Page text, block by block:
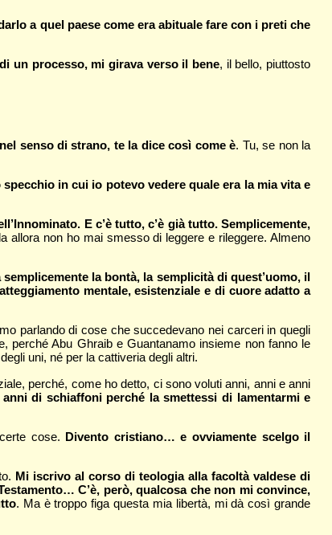
a quel paese come era abituale fare con i preti che
un processo, mi girava verso il bene, il bello, piuttosto
senso di strano, te la dice così come è. Tu, se non la
in cui io potevo vedere quale era la mia vita e
E c’è tutto, c’è già tutto. Semplicemente,
allora non ho mai smesso di leggere e rileggere. Almeno
semplicemente la bontà, la semplicità di quest’uomo, il
mentale, esistenziale e di cuore adatto a
parlando di cose che succedevano nei carceri in quegli
perché Abu Ghraib e Guantanamo insieme non fanno le
uni, né per la cattiveria degli altri.
perché, come ho detto, ci sono voluti anni, anni e anni
di schiaffoni perché la smettessi di lamentarmi e
cose. Divento cristiano… e ovviamente scelgo il
Mi iscrivo al corso di teologia alla facoltà valdese di
C’è, però, qualcosa che non mi convince,
. Ma è troppo figa questa mia libertà, mi dà così grande